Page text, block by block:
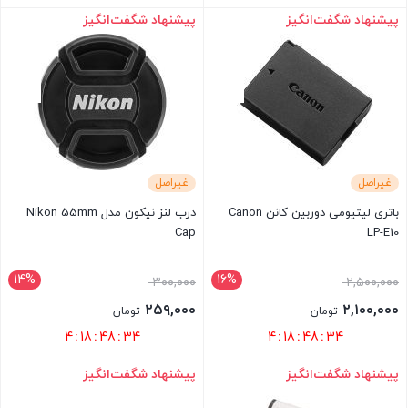
بستن بستن پیشنهاد شگفت‌انگیز
غیراصل
باتری لیتیومی دوربین کانن Canon
LP-E10
16% ۲,۵۰۰,۰۰۰قیمت
اصلی
۲,۵۰۰,۰۰۰ تومان
۲,۱۰۰,۰۰۰ تومان
4: 18 : 48 : 34
بستن
پیشنهاد شگفت‌انگیز
غیراصل
درب لنز نیکون مدل Nikon 55mm
Cap
14% ۳۰۰,۰۰۰قیمت
اصلی
۳۰۰,۰۰۰ تومان
۲۵۹,۰۰۰ تومان
4: 18 : 48 : 34
بستن پیشنهاد شگفت‌انگیز پیشنهاد شگفت‌انگیز